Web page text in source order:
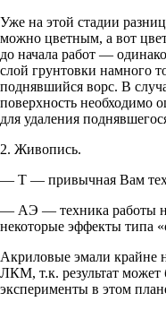
Уже на этой стадии
можно цветным, а вот
до начала работ —
слой грунтовки намного
поднявшийся ворс. В
поверхность необходимо
для удаления
2. Живопись.
— Т — привычная Вам
— АЭ — техника работы
некоторые эффекты типа
Акриловые эмали крайне
ЛКМ, т.к. результат
эксперименты в этом